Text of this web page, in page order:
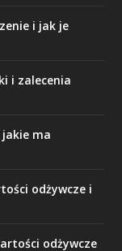
i jak je
i zalecenia
jakie ma
odżywcze i
odżywcze